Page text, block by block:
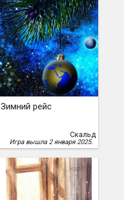
Зимний рейс
Скальд
Игра вышла 2 января 2025.